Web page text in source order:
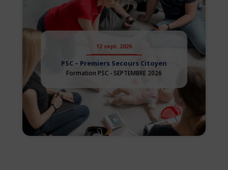
12 sept. 2026
PSC – Premiers Secours Citoyen
Formation PSC - SEPTEMBRE 2026